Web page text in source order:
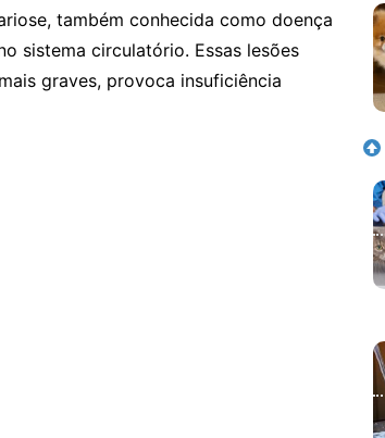
também conhecida como doença
sistema circulatório. Essas lesões
graves, provoca insuficiência